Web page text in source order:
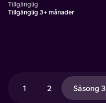
Tillgänglig
Tillgänglig 3+ månader
1 2 Säsong 3